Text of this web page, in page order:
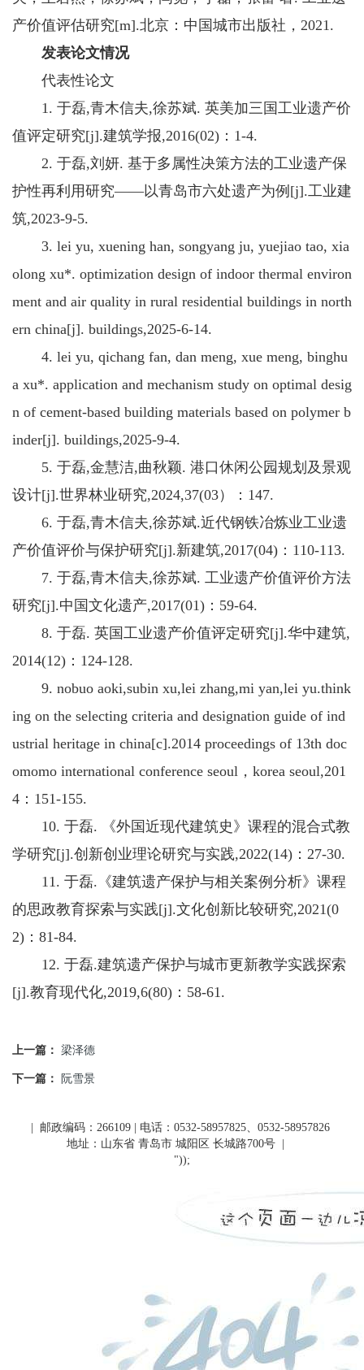
产价值评估研究[m].北京：中国城市出版社，2021.
发表论文情况
代表性论文
1. 于磊,青木信夫,徐苏斌. 英美加三国工业遗产价
值评定研究[j].建筑学报,2016(02)：1-4.
2. 于磊,刘妍. 基于多属性决策方法的工业遗产保
护性再利用研究——以青岛市六处遗产为例[j].工业建
筑,2023-9-5.
3. lei yu, xuening han, songyang ju, yuejiao tao, xia
olong xu*. optimization design of indoor thermal environ
ment and air quality in rural residential buildings in north
ern china[j]. buildings,2025-6-14.
4. lei yu, qichang fan, dan meng, xue meng, binghu
a xu*. application and mechanism study on optimal desig
n of cement-based building materials based on polymer b
inder[j]. buildings,2025-9-4.
5. 于磊,金慧洁,曲秋颖. 港口休闲公园规划及景观
设计[j].世界林业研究,2024,37(03）：147.
6. 于磊,青木信夫,徐苏斌.近代钢铁冶炼业工业遗
产价值评价与保护研究[j].新建筑,2017(04)：110-113.
7. 于磊,青木信夫,徐苏斌. 工业遗产价值评价方法
研究[j].中国文化遗产,2017(01)：59-64.
8. 于磊. 英国工业遗产价值评定研究[j].华中建筑,
2014(12)：124-128.
9. nobuo aoki,subin xu,lei zhang,mi yan,lei yu.think
ing on the selecting criteria and designation guide of ind
ustrial heritage in china[c].2014 proceedings of 13th doc
omomo international conference seoul，korea seoul,201
4：151-155.
10. 于磊. 《外国近现代建筑史》课程的混合式教
学研究[j].创新创业理论研究与实践,2022(14)：27-30.
11. 于磊.《建筑遗产保护与相关案例分析》课程
的思政教育探索与实践[j].文化创新比较研究,2021(0
2)：81-84.
12. 于磊.建筑遗产保护与城市更新教学实践探索
[j].教育现代化,2019,6(80)：58-61.
上一篇： 梁泽德
下一篇： 阮雪景
| 邮政编码：266109 | 电话：0532-58957825、0532-58957826
地址：山东省 青岛市 城阳区 长城路700号
"));